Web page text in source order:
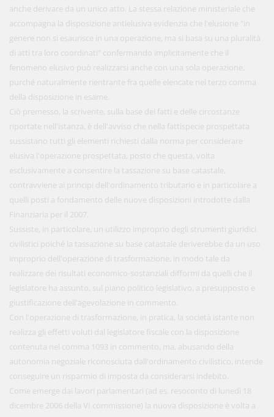
anche derivare da un unico atto. La stessa relazione ministeriale che
accompagna la disposizione antielusiva evidenzia che l'elusione "in
genere non si esaurisce in una operazione, ma si basa su una pluralità
di atti tra loro coordinati" confermando implicitamente che il
fenomeno elusivo può realizzarsi anche con una sola operazione,
purché naturalmente rientrante fra quelle elencate nel terzo comma
della disposizione in esame.
Ciò premesso, la scrivente, sulla base dei fatti e delle circostanze
riportate nell'istanza, è dell'avviso che nella fattispecie prospettata
sussistano tutti gli elementi richiesti dalla norma per considerare
elusiva l'operazione prospettata, posto che questa, volta
esclusivamente a consentire la tassazione su base catastale,
contravviene ai principi dell'ordinamento tributario e in particolare a
quelli posti a fondamento delle nuove disposizioni introdotte dalla
Finanziaria per il 2007.
Sussiste, in particolare, un utilizzo improprio degli strumenti giuridici
civilistici poiché la tassazione su base catastale deriverebbe da un uso
improprio dell'operazione di trasformazione, in modo tale da
realizzare dei risultati economico-sostanziali difformi da quelli che il
legislatore ha assunto, sul piano politico legislativo, a presupposto e
giustificazione dell'agevolazione in commento.
Con l'operazione di trasformazione, in pratica, la società istante non
realizza gli effetti voluti dal legislatore fiscale con la disposizione
contenuta nel comma 1093 in commento, ma, abusando della
autonomia negoziale riconosciuta dall'ordinamento civilistico, intende
conseguire un risparmio di imposta da considerarsi indebito.
Come emerge dai lavori parlamentari (ad es. resoconto di lunedì 18
dicembre 2006 della VI commissione) la nuova disposizione è volta a